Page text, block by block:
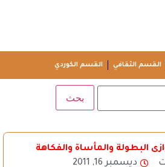
القسم الثقافي القسم الكوردي
البطولة والمأساة والفكاهة
ديسمبر 16, 2011